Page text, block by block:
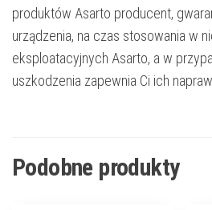
produktów Asarto producent,
urządzenia, na czas stosowania w
eksploatacyjnych Asarto, a w
uszkodzenia zapewnia Ci ich
Podobne produkty